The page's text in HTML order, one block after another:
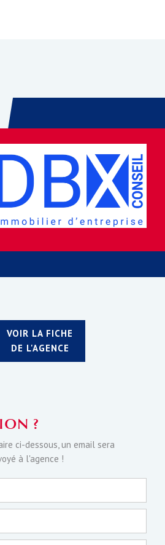
VOIR LA FICHE
DE L'AGENCE
?
ci-dessous, un email sera
à l'agence !